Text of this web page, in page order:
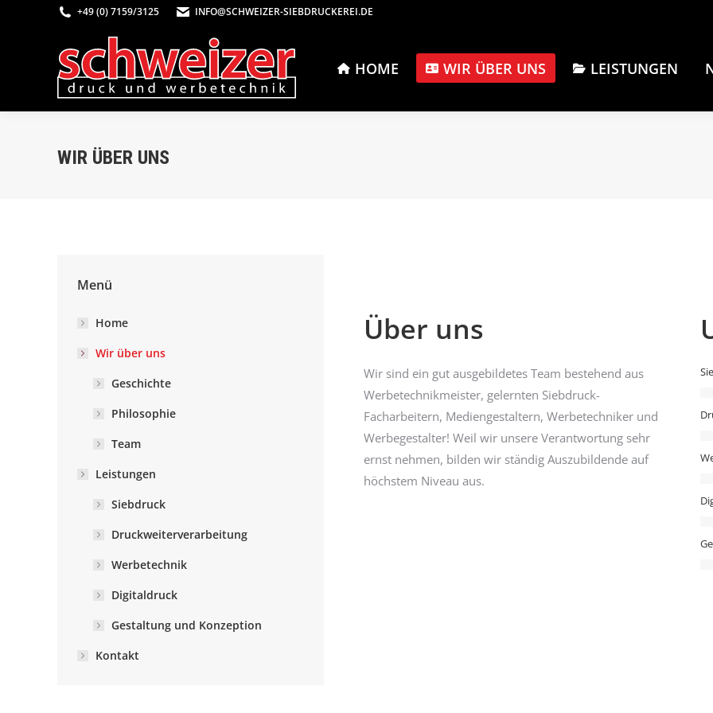
+49 (0) 7159/3125 INFO@SCHWEIZER-SIEBDRUCKEREI.DE
HOME WIR ÜBER UNS LEISTUNGEN
WIR ÜBER UNS
Über uns
Wir sind ein gut ausgebildetes Team bestehend aus
Werbetechnikmeister, gelernten Siebdruck-
Facharbeitern, Mediengestaltern, Werbetechniker und
Werbegestalter! Weil wir unsere Verantwortung sehr
ernst nehmen, bilden wir ständig Auszubildende auf
höchstem Niveau aus.
Menü
Home
Wir über uns
Geschichte
Philosophie
Team
Leistungen
Siebdruck
Druckweiterverarbeitung
Werbetechnik
Digitaldruck
Gestaltung und Konzeption
Kontakt